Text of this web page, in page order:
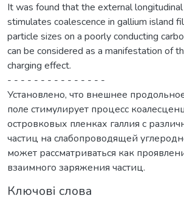
It was found that the external
stimulates coalescence in gallium island
particle sizes on a poorly conducting
can be considered as a manifestation of
charging effect.
- - - - - - - - - - - - - - -
Установлено, что внешнее
поле стимулирует процесс
островковых пленках галлия с
частиц на слабопроводящей
может рассматриваться как
взаимного заряжения частиц.
Ключові слова